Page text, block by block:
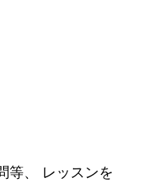
等、 レッスンを